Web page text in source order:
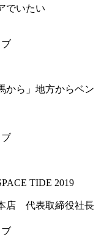
でいたい
から」地方からベン
TIDE 2019